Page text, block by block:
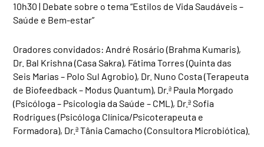
10h30 | Debate sobre o tema “Estilos de Vida Saudáveis –
Saúde e Bem-estar”
Oradores convidados: André Rosário (Brahma Kumaris),
Dr. Bal Krishna (Casa Sakra), Fátima Torres (Quinta das
Seis Marias – Polo Sul Agrobio), Dr. Nuno Costa (Terapeuta
de Biofeedback – Modus Quantum), Dr.ª Paula Morgado
(Psicóloga – Psicologia da Saúde – CML), Dr.ª Sofia
Rodrigues (Psicóloga Clínica/Psicoterapeuta e
Formadora), Dr.ª Tânia Camacho (Consultora Microbiótica).